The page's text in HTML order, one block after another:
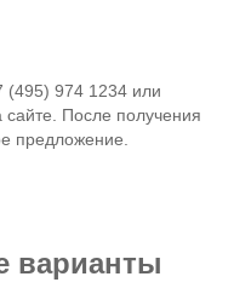
(495) 974 1234 или
После получения
предложение.
варианты